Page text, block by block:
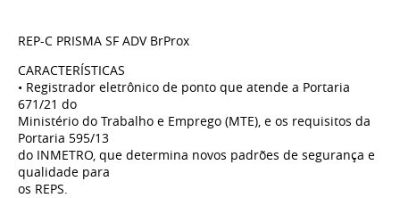
REP-C PRISMA SF ADV BrProx
CARACTERÍSTICAS
• Registrador eletrônico de ponto que atende a Portaria
671/21 do
Ministério do Trabalho e Emprego (MTE), e os requisitos da
Portaria 595/13
do INMETRO, que determina novos padrões de segurança e
qualidade para
os REPS.